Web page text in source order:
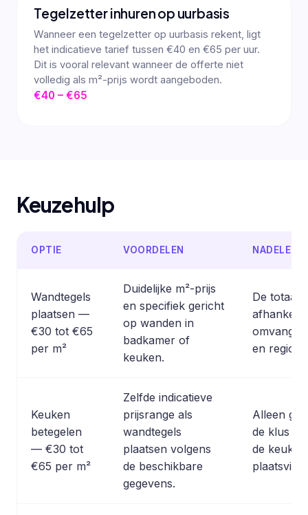
Tegelzetter inhuren op uurbasis
Wanneer een tegelzetter op uurbasis rekent, ligt
het indicatieve tarief tussen €40 en €65 per uur.
Dit is vooral relevant wanneer de offerte niet
volledig als m²-prijs wordt aangeboden.
€40 – €65
Keuzehulp
OPTIE VOORDELEN NADELEN
Wandtegels
plaatsen —
€30 tot €65
per m²
Duidelijke m²-prijs
en specifiek gericht
op wanden in
badkamer of
keuken.
De
omvang,
en regio.
Keuken
betegelen
— €30 tot
€65 per m²
Zelfde indicatieve
prijsrange als
wandtegels
plaatsen volgens
de beschikbare
gegevens.
Alleen
de klus
de keuken